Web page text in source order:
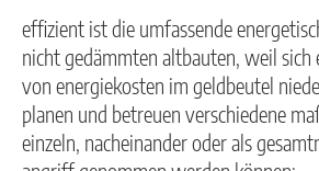
effizient ist die umfassende
nicht gedämmten altbauten, weil sich
von energiekosten im geldbeutel
planen und betreuen verschiedene
einzeln, nacheinander oder als